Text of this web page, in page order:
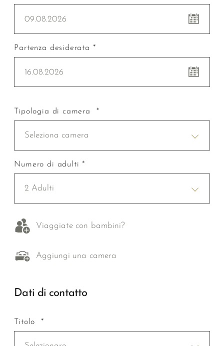
09.08.2026
Partenza desiderata *
16.08.2026
Tipologia di camera *
Seleziona camera
Numero di adulti *
2 Adulti
Viaggiate con bambini?
Aggiungi una camera
Dati di contatto
Titolo *